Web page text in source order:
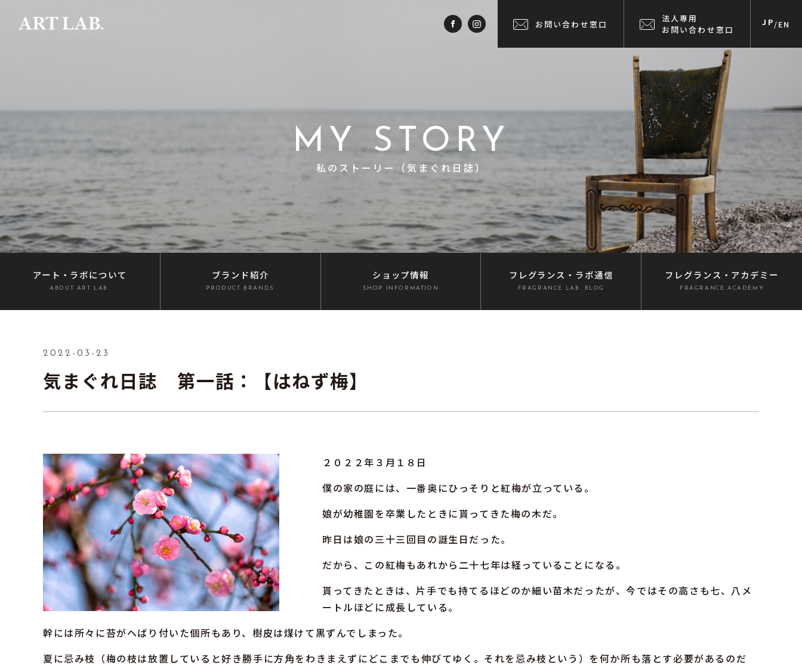
お問い合わせ窓口
法人専用
お問い合わせ窓口
JP/EN
MY STORY
私のストーリー（気まぐれ日誌）
アート・ラボについて
ABOUT ART LAB.
ブランド紹介
PRODUCT BRANDS
ショップ情報
SHOP INFORMATION
フレグランス ・ラボ通信
FRAGRANCE LAB. BLOG
フレグランス ・アカデミー
FRAGRANCE ACADEMY
2022-03-23
気まぐれ日誌 第一話：【はねず梅】
２０２２年３月１８日
僕の家の庭には、一番奥にひっそりと紅梅が立っている。
娘が幼稚園を卒業したときに貰ってきた梅の木だ。
昨日は娘の三十三回目の誕生日だった。
だから、この紅梅もあれから二十七年は経っていることになる。
貰ってきたときは、片手でも持てるほどのか細い苗木だったが、今ではその高さも七、八メ
ートルほどに成長している。
幹には所々に苔がへばり付いた個所もあり、樹皮は煤けて黒ずんでしまった。
夏に忌み枝（梅の枝は放置していると好き勝手に方角をわきまえずにどこまでも伸びてゆく。それを忌み枝という）を何か所も落とす必要があるのだ